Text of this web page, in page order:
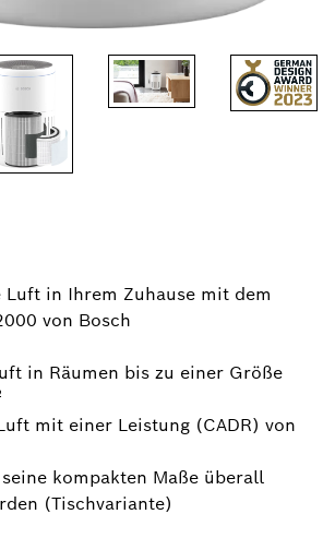
Luft in Ihrem Zuhause mit dem
von Bosch
in Räumen bis zu einer Größe
mit einer Leistung (CADR) von
kompakten Maße überall
(Tischvariante)